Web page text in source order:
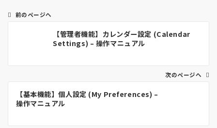
ー
前のページへ
【管理者機能】カレンダー設定 (Calendar
Settings) – 操作マニュアル
次のページへ
【基本機能】個人設定 (My Preferences) –
操作マニュアル